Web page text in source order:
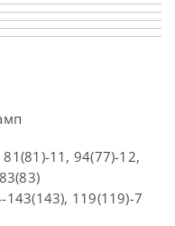
11, 94(77)-12,
143(143), 119(119)-7